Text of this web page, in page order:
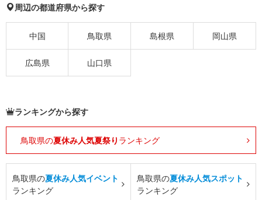
周辺の都道府県から探す
中国 鳥取県 島根県 岡山県
広島県 山口県
ランキングから探す
鳥取県の夏休み人気夏祭り ランキング
鳥取県の夏休み人気イベント
ランキング
鳥取県の夏休み人気スポット
ランキング